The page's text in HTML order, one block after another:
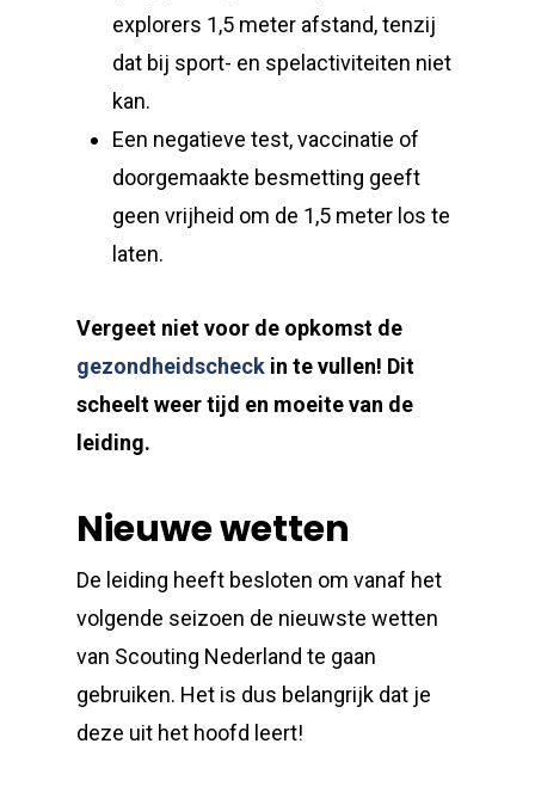
explorers 1,5 meter afstand, tenzij
dat bij sport- en spelactiviteiten niet
kan.
Een negatieve test, vaccinatie of
doorgemaakte besmetting geeft
geen vrijheid om de 1,5 meter los te
laten.
Vergeet niet voor de opkomst de
gezondheidscheck in te vullen! Dit
scheelt weer tijd en moeite van de
leiding.
Nieuwe wetten
De leiding heeft besloten om vanaf het
volgende seizoen de nieuwste wetten
van Scouting Nederland te gaan
gebruiken. Het is dus belangrijk dat je
deze uit het hoofd leert!